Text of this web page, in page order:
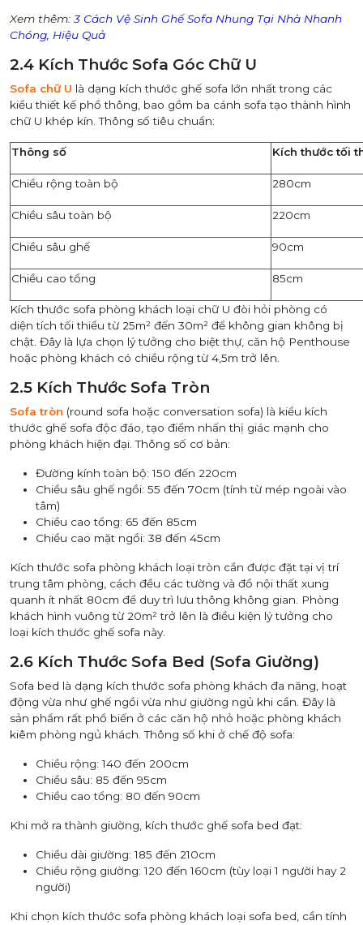
Xem thêm: 3 Cách Vệ Sinh Ghế Sofa Nhung Tại Nhà Nhanh
Chóng, Hiệu Quả
2.4 Kích Thước Sofa Góc Chữ U
Sofa chữ U là dạng kích thước ghế sofa lớn nhất trong các
kiểu thiết kế phổ thông, bao gồm ba cánh sofa tạo thành hình
chữ U khép kín. Thông số tiêu chuẩn:
Thông số Kích thước tối
Chiều rộng toàn bộ 280cm
Chiều sâu toàn bộ 220cm
Chiều sâu ghế 90cm
Chiều cao tổng 85cm
Kích thước sofa phòng khách loại chữ U đòi hỏi phòng có
diện tích tối thiểu từ 25m² đến 30m² để không gian không bị
chật. Đây là lựa chọn lý tưởng cho biệt thự, căn hộ Penthouse
hoặc phòng khách có chiều rộng từ 4,5m trở lên.
2.5 Kích Thước Sofa Tròn
Sofa tròn (round sofa hoặc conversation sofa) là kiểu kích
thước ghế sofa độc đáo, tạo điểm nhấn thị giác mạnh cho
phòng khách hiện đại. Thông số cơ bản:
Đường kính toàn bộ: 150 đến 220cm
Chiều sâu ghế ngồi: 55 đến 70cm (tính từ mép ngoài vào
tâm)
Chiều cao tổng: 65 đến 85cm
Chiều cao mặt ngồi: 38 đến 45cm
Kích thước sofa phòng khách loại tròn cần được đặt tại vị trí
trung tâm phòng, cách đều các tường và đồ nội thất xung
quanh ít nhất 80cm để duy trì lưu thông không gian. Phòng
khách hình vuông từ 20m² trở lên là điều kiện lý tưởng cho
loại kích thước ghế sofa này.
2.6 Kích Thước Sofa Bed (Sofa Giường)
Sofa bed là dạng kích thước sofa phòng khách đa năng, hoạt
động vừa như ghế ngồi vừa như giường ngủ khi cần. Đây là
sản phẩm rất phổ biến ở các căn hộ nhỏ hoặc phòng khách
kiêm phòng ngủ khách. Thông số khi ở chế độ sofa:
Chiều rộng: 140 đến 200cm
Chiều sâu: 85 đến 95cm
Chiều cao tổng: 80 đến 90cm
Khi mở ra thành giường, kích thước ghế sofa bed đạt:
Chiều dài giường: 185 đến 210cm
Chiều rộng giường: 120 đến 160cm (tùy loại 1 người hay 2
người)
Khi chọn kích thước sofa phòng khách loại sofa bed, cần tính